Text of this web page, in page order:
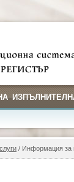
/ Информация за